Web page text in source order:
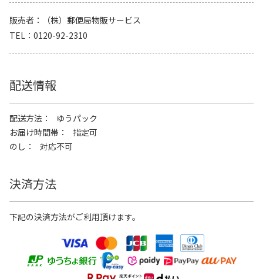
販売者
（株）郵便局物販サービス
TEL
0120-92-2310
配送情報
配送方法
ゆうパック
お届け時間帯
指定可
のし
対応不可
決済方法
下記の決済方法がご利用頂けます。